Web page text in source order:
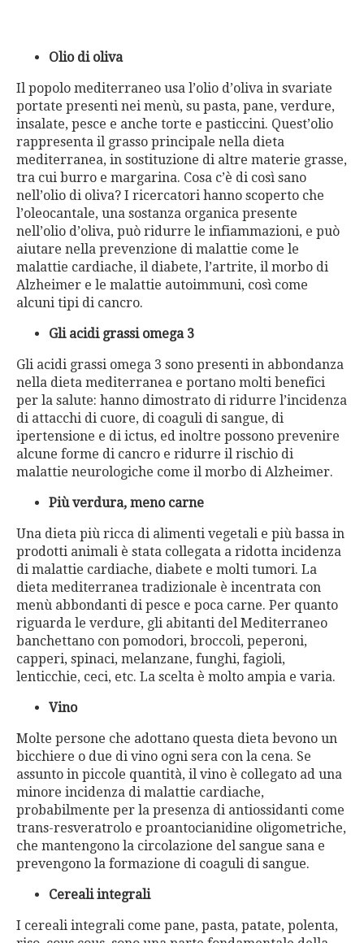
Olio di oliva
Il popolo mediterraneo usa l’olio d’oliva in svariate
portate presenti nei menù, su pasta, pane, verdure,
insalate, pesce e anche torte e pasticcini. Quest’olio
rappresenta il grasso principale nella dieta
mediterranea, in sostituzione di altre materie grasse,
tra cui burro e margarina. Cosa c’è di così sano
nell’olio di oliva? I ricercatori hanno scoperto che
l’oleocantale, una sostanza organica presente
nell’olio d’oliva, può ridurre le infiammazioni, e può
aiutare nella prevenzione di malattie come le
malattie cardiache, il diabete, l’artrite, il morbo di
Alzheimer e le malattie autoimmuni, così come
alcuni tipi di cancro.
Gli acidi grassi omega 3
Gli acidi grassi omega 3 sono presenti in abbondanza
nella dieta mediterranea e portano molti benefici
per la salute: hanno dimostrato di ridurre l’incidenza
di attacchi di cuore, di coaguli di sangue, di
ipertensione e di ictus, ed inoltre possono prevenire
alcune forme di cancro e ridurre il rischio di
malattie neurologiche come il morbo di Alzheimer.
Più verdura, meno carne
Una dieta più ricca di alimenti vegetali e più bassa in
prodotti animali è stata collegata a ridotta incidenza
di malattie cardiache, diabete e molti tumori. La
dieta mediterranea tradizionale è incentrata con
menù abbondanti di pesce e poca carne. Per quanto
riguarda le verdure, gli abitanti del Mediterraneo
banchettano con pomodori, broccoli, peperoni,
capperi, spinaci, melanzane, funghi, fagioli,
lenticchie, ceci, etc. La scelta è molto ampia e varia.
Vino
Molte persone che adottano questa dieta bevono un
bicchiere o due di vino ogni sera con la cena. Se
assunto in piccole quantità, il vino è collegato ad una
minore incidenza di malattie cardiache,
probabilmente per la presenza di antiossidanti come
trans-resveratrolo e proantocianidine oligometriche,
che mantengono la circolazione del sangue sana e
prevengono la formazione di coaguli di sangue.
Cereali integrali
I cereali integrali come pane, pasta, patate, polenta,